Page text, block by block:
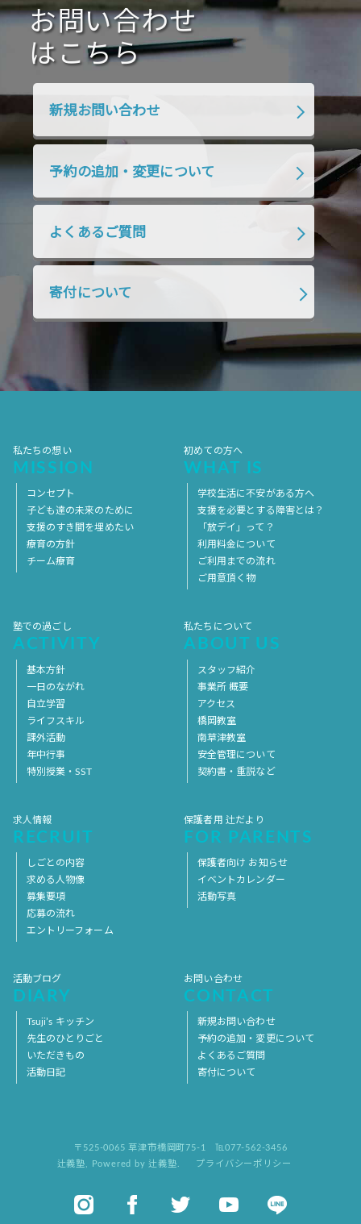
2020年7月 2020年6月 2020年5月
2020年4月 2020年3月 2020年2月
2019年10月 2019年9月
2019年4月
2018年7月 2018年6月
2018年4月 2018年3月 2018年2月
2018年1月 2017年12月
2017年10月 2017年9月 2017年8月
2017年5月
2017年4月
お問い合わせ
はこちら
新規お問い合わせ
予約の追加・変更について
よくあるご質問
寄付について
私たちの想い
MISSION
コンセプト
子ども達の未来のために
支援のすき間を埋めたい
療育の方針
チーム療育
初めての方へ
WHAT IS
学校生活に不安がある方へ
支援を必要とする障害とは？
「放デイ」って？
利用料金について
ご利用までの流れ
ご用意頂く物
塾での過ごし
ACTIVITY
基本方針
一日のながれ
自立学習
ライフスキル
課外活動
年中行事
特別授業・SST
私たちについて
ABOUT US
スタッフ紹介
事業所 概要
アクセス
橋岡教室
南草津教室
安全管理について
契約書・重説など
求人情報
RECRUIT
しごとの内容
求める人物像
募集要項
応募の流れ
エントリーフォーム
保護者用 辻だより
FOR PARENTS
保護者向け お知らせ
イベントカレンダー
活動写真
活動ブログ
DIARY
Tsuji’s キッチン
先生のひとりごと
いただきもの
活動日記
お問い合わせ
CONTACT
新規お問い合わせ
予約の追加・変更について
よくあるご質問
寄付について
〒525-0065 草津市橋岡町75-1
℡077-562-3456
辻義塾, Powered by 辻義塾. プライバシーポリシー